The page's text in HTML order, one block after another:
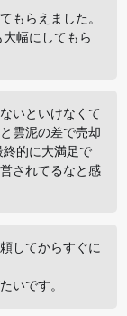
もらえました。
幅にしてもら
いといけなくて
雲泥の差で売却
的に大満足で
されてるなと感
してからすぐに
いです。